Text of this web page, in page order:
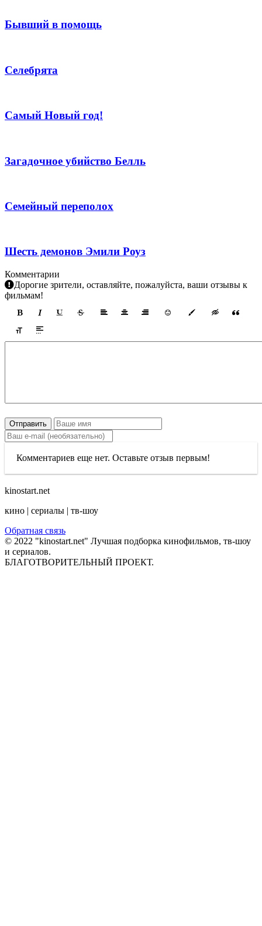
Бывший в помощь
Селебрята
Самый Новый год!
Загадочное убийство Белль
Семейный переполох
Шесть демонов Эмили Роуз
Комментарии
Дорогие зрители, оставляйте, пожалуйста, ваши отзывы к
фильмам!
Отправить
Комментариев еще нет. Оставьте отзыв первым!
kinostart.net
кино | сериалы | тв-шоу
Обратная связь
© 2022 "kinostart.net" Лучшая подборка кинофильмов, тв-шоу
и сериалов.
БЛАГОТВОРИТЕЛЬНЫЙ ПРОЕКТ.